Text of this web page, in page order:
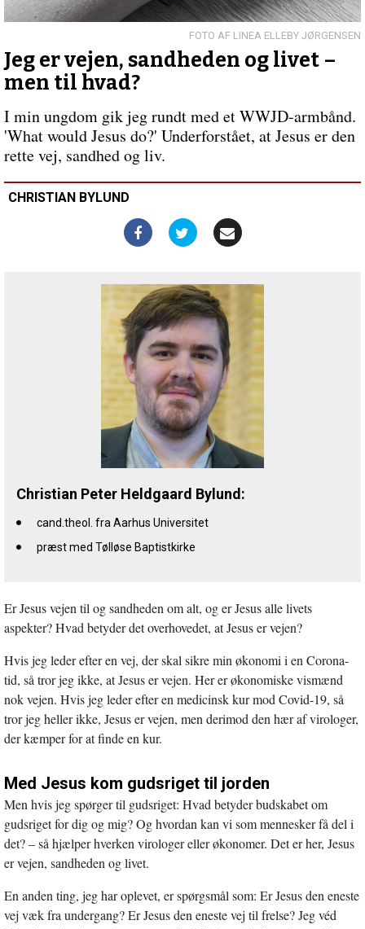
LINEA ELLEBY JØRGENSEN
Jeg er vejen, sandheden og livet –
men til hvad?
I min ungdom gik jeg rundt med et WWJD-armbånd.
'What would Jesus do?' Underforstået, at Jesus er den
rette vej, sandhed og liv.
CHRISTIAN BYLUND
Christian Peter Heldgaard Bylund:
cand.theol. fra Aarhus Universitet
præst med Tølløse Baptistkirke
Er Jesus vejen til og sandheden om alt, og er Jesus alle livets
aspekter? Hvad betyder det overhovedet, at Jesus er vejen?
Hvis jeg leder efter en vej, der skal sikre min økonomi i en Corona-
tid, så tror jeg ikke, at Jesus er vejen. Her er økonomiske vismænd
nok vejen. Hvis jeg leder efter en medicinsk kur mod Covid-19, så
tror jeg heller ikke, Jesus er vejen, men derimod den hær af virologer,
der kæmper for at finde en kur.
Med Jesus kom gudsriget til jorden
Men hvis jeg spørger til gudsriget: Hvad betyder budskabet om
gudsriget for dig og mig? Og hvordan kan vi som mennesker få del i
det? – så hjælper hverken virologer eller økonomer. Det er her, Jesus
er vejen, sandheden og livet.
En anden ting, jeg har oplevet, er spørgsmål som: Er Jesus den eneste
vej væk fra undergang? Er Jesus den eneste vej til frelse? Jeg véd